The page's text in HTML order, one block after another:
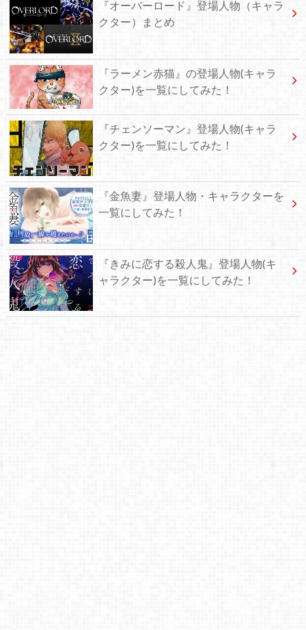
『オーバーロード』登場人物（キャラ
クター）まとめ
『ラーメン赤猫』の登場人物(キャラ
クター)を一覧にしてみた！
『チェンソーマン』登場人物(キャラ
クター)を一覧にしてみた！
『金魚妻』登場人物・キャラクターを
一覧にしてみた！
『きみに恋する殺人鬼』登場人物(キ
ャラクター)を一覧にしてみた！